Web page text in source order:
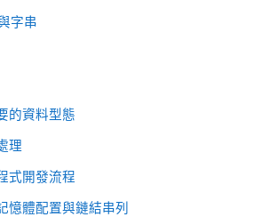
字串
網址
的資料型態
網址
理
址
式開發流程
網址
憶體配置與鏈結串列
網址